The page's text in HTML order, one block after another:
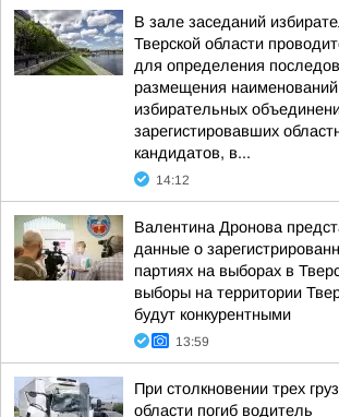
В зале заседаний
Тверской области
для определения
размещения
избирательных
зарегистировавших
кандидатов, в...
14:12
Валентина Дронова
данные о
партиях на выборах в
выборы на территории
будут конкурентными
13:59
При столкновении трех
области погиб водитель